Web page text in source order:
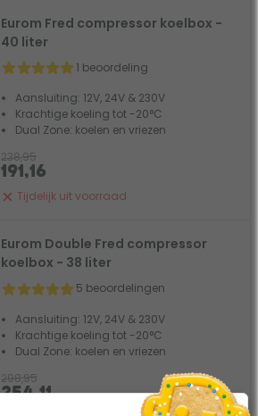
Eurom Fred compressor koelbox -
40 liter
1 beoordeling
Aansluiting: 12V, 24V & 230V
Krachtige koeling tot -20°C
Dual Zone: koelen en vriezen
Tijdelijk uit voorraad
238,95
191,16
Eurom Double Fred compressor
koelbox - 38 liter
5 beoordelingen
Aansluiting: 12V, 24V & 230V
Krachtige koeling tot -20°C
Dual Zone: koelen en vriezen
298,95
254,11